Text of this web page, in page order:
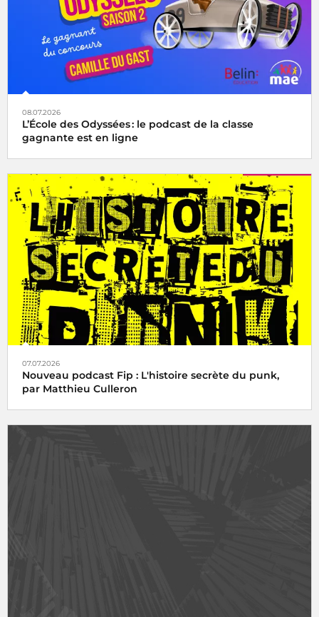
08.07.2026
L’École des Odyssées : le podcast de la classe
gagnante est en ligne
07.07.2026
Nouveau podcast Fip : L'histoire secrète du punk,
par Matthieu Culleron